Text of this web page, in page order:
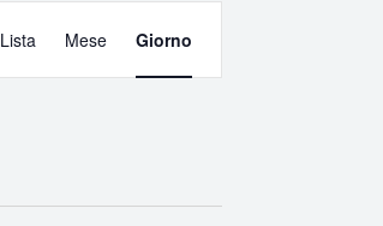
Evento
Viste
Lista Mese Giorno